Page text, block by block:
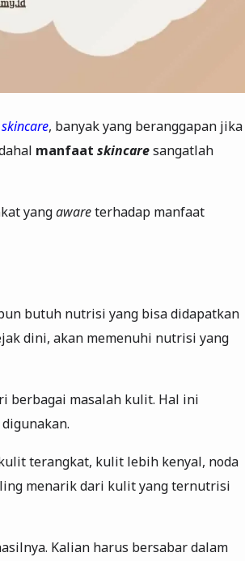
skincare, banyak yang beranggapan jika
manfaat skincaresangatlah
yangawareterhadap manfaat
butuh nutrisi yang bisa didapatkan
dini, akan memenuhi nutrisi yang
berbagai masalah kulit. Hal ini
terangkat, kulit lebih kenyal, noda
menarik dari kulit yang ternutrisi
Kalian harus bersabar dalam